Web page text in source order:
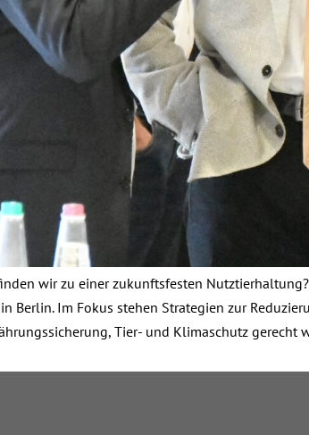
wir zu einer zukunftsfesten
Berlin. Im Fokus stehen Strategien zur
Tier- und Klimaschutz gerecht